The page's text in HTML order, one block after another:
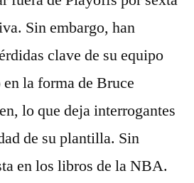
Sin embargo, han
clave de su equipo
la forma de Bruce
lo que deja interrogantes
de su plantilla. Sin
en los libros de la NBA.